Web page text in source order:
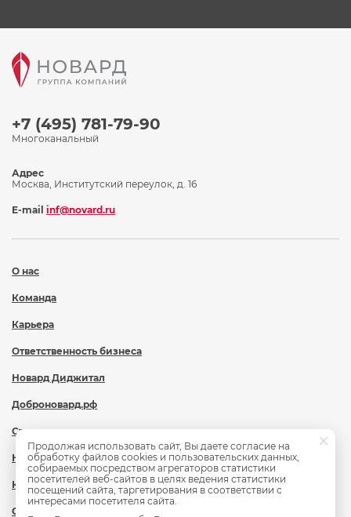
+7 (495) 781-79-90
Многоканальный
О нас
Команда
Карьера
Ответственность бизнеса
Новард Диджитал
Доброновард.рф
Статьи
Новости
Контакты
Охрана труда
Адрес
Москва, Институтский переулок, д. 16
E-mail inf@novard.ru
Продолжая использовать сайт, Вы даете согласие на
обработку файлов cookies и пользовательских данных,
собираемых посредством агрегаторов статистики
посетителей веб-сайтов в целях ведения статистики
посещений сайта, таргетирования в соответствии с
интересами посетителя сайта.